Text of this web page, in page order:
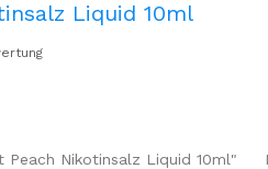
Liquid 10ml
Peach Nikotinsalz Liquid 10ml"